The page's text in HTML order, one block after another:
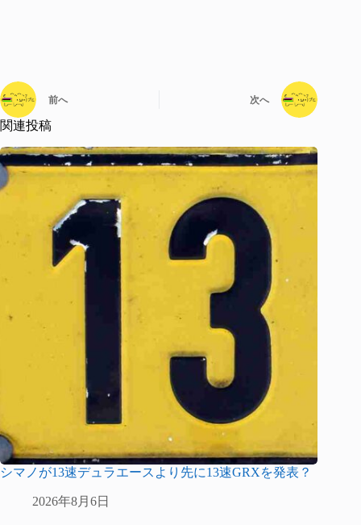
前へ 次へ
関連投稿
シマノが13速デュラエースより先に13速GRXを発表？
2026年8月6日